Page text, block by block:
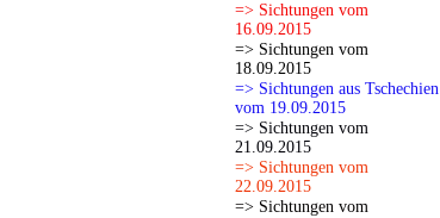
=> Sichtungen vom
16.09.2015
=> Sichtungen vom
18.09.2015
=> Sichtungen aus Tschechien
vom 19.09.2015
=> Sichtungen vom
21.09.2015
=> Sichtungen vom
22.09.2015
=> Sichtungen vom